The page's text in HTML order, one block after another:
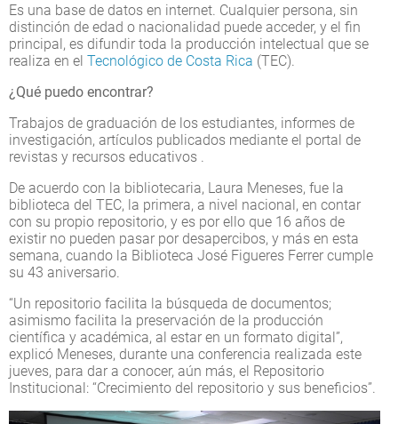
Es una base de datos en internet. Cualquier persona, sin
distinción de edad o nacionalidad puede acceder, y el fin
principal, es difundir toda la producción intelectual que se
realiza en el Tecnológico de Costa Rica (TEC).
¿Qué puedo encontrar?
Trabajos de graduación de los estudiantes, informes de
investigación, artículos publicados mediante el portal de
revistas y recursos educativos .
De acuerdo con la bibliotecaria, Laura Meneses, fue la
biblioteca del TEC, la primera, a nivel nacional, en contar
con su propio repositorio, y es por ello que 16 años de
existir no pueden pasar por desapercibos, y más en esta
semana, cuando la Biblioteca José Figueres Ferrer cumple
su 43 aniversario.
“Un repositorio facilita la búsqueda de documentos;
asimismo facilita la preservación de la producción
científica y académica, al estar en un formato digital”,
explicó Meneses, durante una conferencia realizada este
jueves, para dar a conocer, aún más, el Repositorio
Institucional: “Crecimiento del repositorio y sus beneficios”.